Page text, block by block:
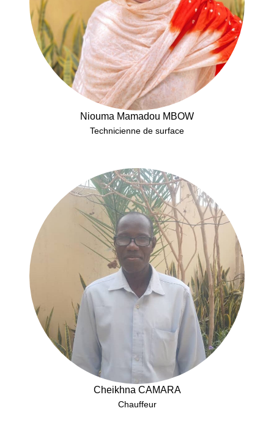
Niouma Mamadou MBOW
Technicienne de surface
Cheikhna CAMARA
Chauffeur